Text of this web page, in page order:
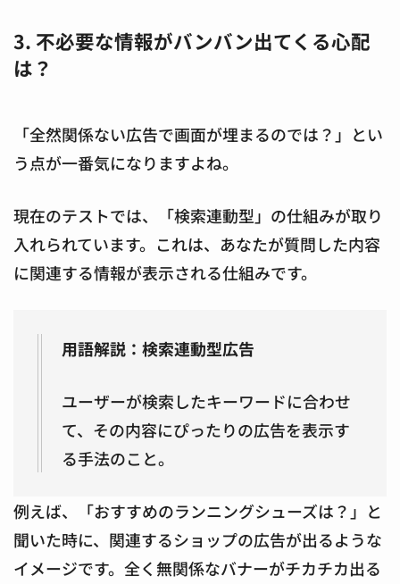
3. 不必要な情報がバンバン出てくる心配
は？
「全然関係ない広告で画面が埋まるのでは？」とい
う点が一番気になりますよね。
現在のテストでは、「検索連動型」の仕組みが取り
入れられています。これは、あなたが質問した内容
に関連する情報が表示される仕組みです。
用語解説：検索連動型広告
ユーザーが検索したキーワードに合わせ
て、その内容にぴったりの広告を表示す
る手法のこと。
例えば、「おすすめのランニングシューズは？」と
聞いた時に、関連するショップの広告が出るような
イメージです。全く無関係なバナーがチカチカ出る